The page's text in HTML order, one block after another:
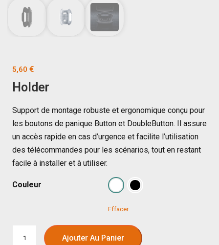
5,60 €
Holder
Support de montage robuste et ergonomique conçu pour
les boutons de panique Button et DoubleButton. Il assure
un accès rapide en cas d’urgence et facilite l’utilisation
des télécommandes pour les scénarios, tout en restant
facile à installer et à utiliser.
Couleur
Effacer
Ajouter Au Panier